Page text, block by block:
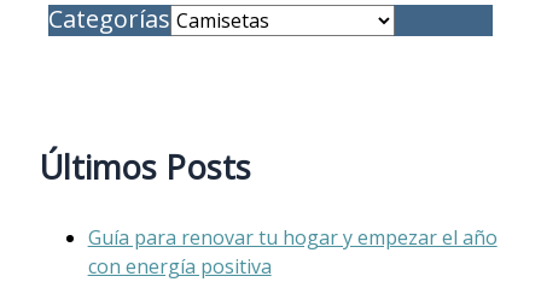
Categorías
Últimos Posts
Guía para renovar tu hogar y empezar el año
con energía positiva